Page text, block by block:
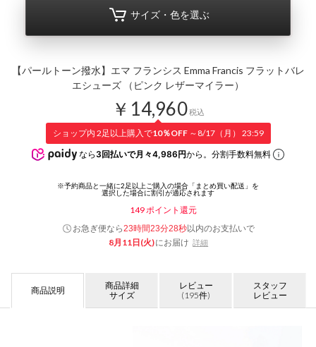
サイズ・色を選ぶ
【パールトーン撥水】エマ フランシス Emma Francis フラットバレ
エシューズ （ピンク レザーマイラー）
￥14,960税込
ショップ内 2足以上購入で10％OFF～8/17（月） 23:59
なら 3回払いで月々4,986円から。分割手数料無料
149ポイント還元
お急ぎ便なら23時間23分28秒以内のお支払いで
8月11日(火)にお届け 詳細
商品説明
商品詳細
サイズ
レビュー
(195件)
スタッフ
レビュー